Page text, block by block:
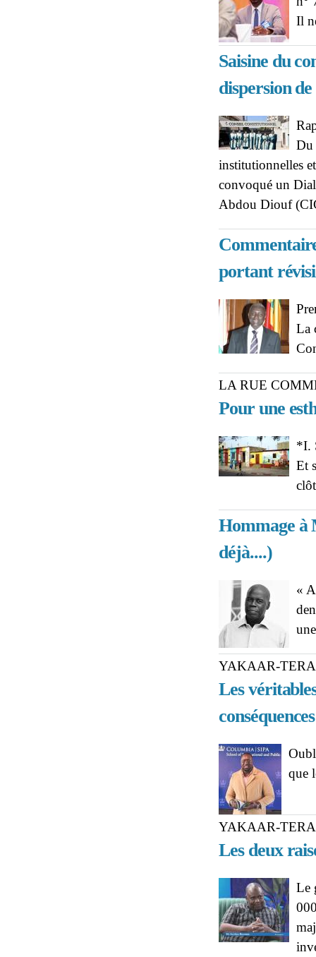
Il
Saisine du
dispersion
Du
institutionnelles
convoqué un
Abdou Diouf
portant
La
LA RUE
Pour une
*I.
Et
Hommage à
déjà....)
«
YAKAAR-
Les
que
YAKAAR-
Les deux
Le